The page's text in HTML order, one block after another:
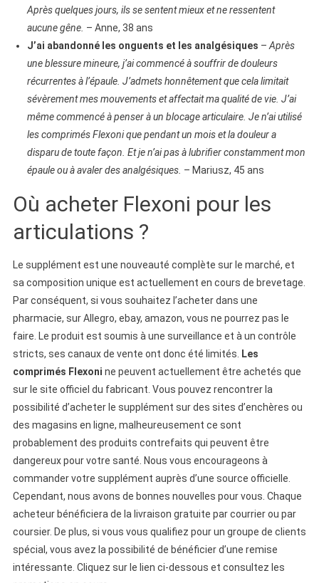
Après quelques jours, ils se sentent mieux et ne ressentent
aucune gêne. – Anne, 38 ans
J’ai abandonné les onguents et les analgésiques – Après
une blessure mineure, j’ai commencé à souffrir de douleurs
récurrentes à l’épaule. J’admets honnêtement que cela limitait
sévèrement mes mouvements et affectait ma qualité de vie. J’ai
même commencé à penser à un blocage articulaire. Je n’ai utilisé
les comprimés Flexoni que pendant un mois et la douleur a
disparu de toute façon. Et je n’ai pas à lubrifier constamment mon
épaule ou à avaler des analgésiques. – Mariusz, 45 ans
Où acheter Flexoni pour les
articulations ?
Le supplément est une nouveauté complète sur le marché, et
sa composition unique est actuellement en cours de brevetage.
Par conséquent, si vous souhaitez l’acheter dans une
pharmacie, sur Allegro, ebay, amazon, vous ne pourrez pas le
faire. Le produit est soumis à une surveillance et à un contrôle
stricts, ses canaux de vente ont donc été limités.
Les
comprimés Flexoni ne peuvent actuellement être achetés que
sur le site officiel du fabricant. Vous pouvez rencontrer la
possibilité d’acheter le supplément sur des sites d’enchères ou
des magasins en ligne, malheureusement ce sont
probablement des produits contrefaits qui peuvent être
dangereux pour votre santé. Nous vous encourageons à
commander votre supplément auprès d’une source officielle.
Cependant, nous avons de bonnes nouvelles pour vous. Chaque
acheteur bénéficiera de la livraison gratuite par courrier ou par
coursier. De plus, si vous vous qualifiez pour un groupe de clients
spécial, vous avez la possibilité de bénéficier d’une remise
intéressante. Cliquez sur le lien ci-dessous et consultez les